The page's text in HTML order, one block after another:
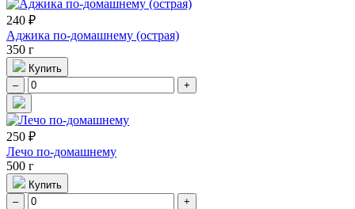
240 ₽
Аджика по-домашнему (острая)
350 г
Купить
–
+
250 ₽
Лечо по-домашнему
500 г
Купить
–
+